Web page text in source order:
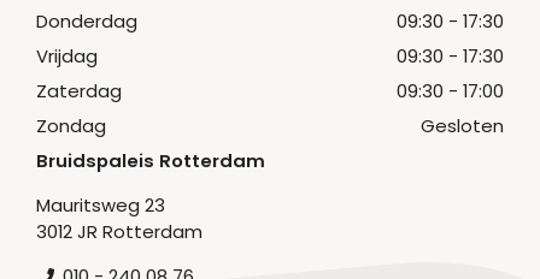
Donderdag
09:30 - 17:30
Vrijdag
09:30 - 17:30
Zaterdag
09:30 - 17:00
Zondag
Gesloten
Bruidspaleis Rotterdam
Mauritsweg 23
3012 JR Rotterdam